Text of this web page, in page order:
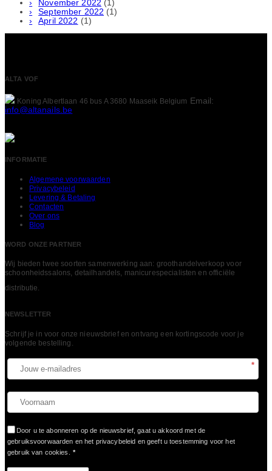
November 2022 (1)
September 2022 (1)
April 2022 (1)
ALTA VOF
Koning Albertlaan 46 bus A 3680 Maaseik Belgium Email:
info@altanails.be
INFORMATIE
Algemene voorwaarden
Privacybeleid
Levering & Betaling
Contacten
Over ons
Blog
WORD ONZE PARTNER
Wij bieden twee soorten samenwerking aan: groothandelverkoop voor
schoonheidssalons, detailhandels, manicurespecialisten en officiële
distributie.
NEWSLETTER
Schrijf je in voor onze nieuwsbrief en ontvang een kortingscode voor je
volgende bestelling.​
*
Door u te abonneren op de nieuwsbrief, gaat u akkoord met de
gebruiksvoorwaarden en het privacybeleid en geeft u toestemming voor het
gebruik van cookies.
*